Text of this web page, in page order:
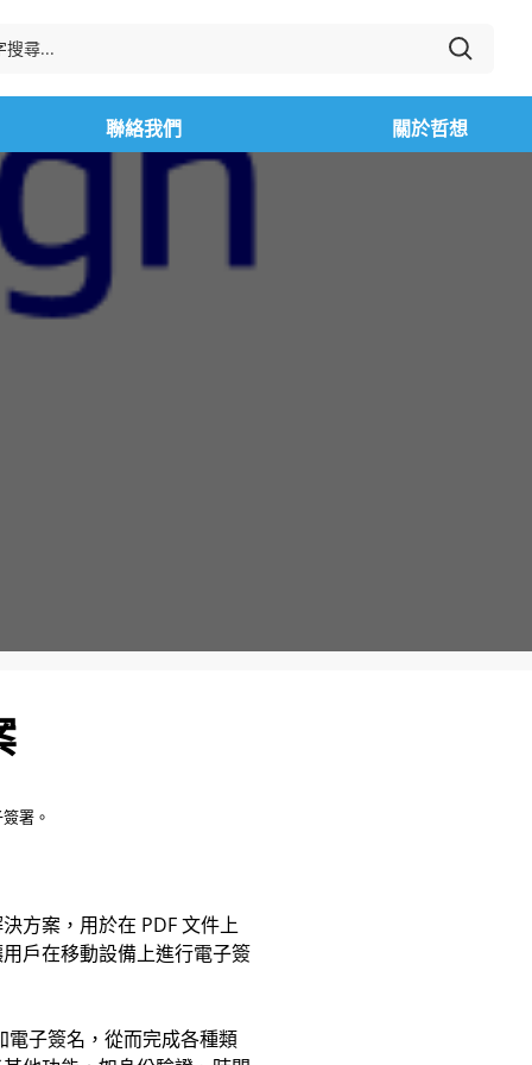
聯絡我們 關於哲想
署。
方案，用於在 PDF 文件上
戶在移動設備上進行電子簽
電子簽名，從而完成各種類